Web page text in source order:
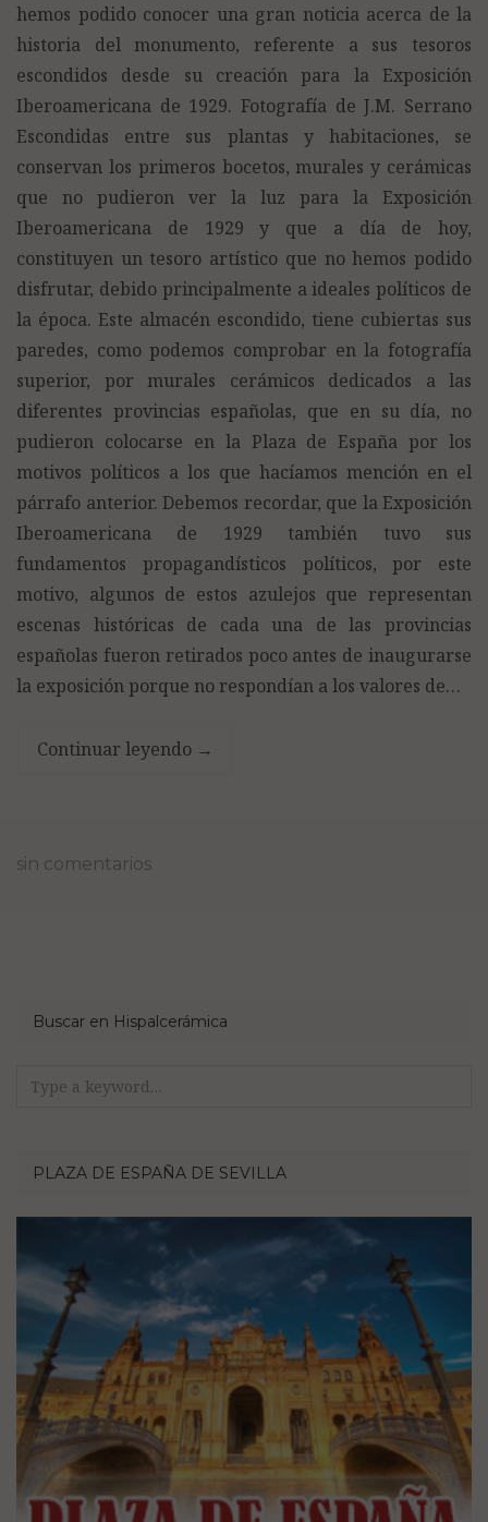
hemos podido conocer una gran noticia acerca de la
historia del monumento, referente a sus tesoros
escondidos desde su creación para la Exposición
Iberoamericana de 1929. Fotografía de J.M. Serrano
Escondidas entre sus plantas y habitaciones, se
conservan los primeros bocetos, murales y cerámicas
que no pudieron ver la luz para la Exposición
Iberoamericana de 1929 y que a día de hoy,
constituyen un tesoro artístico que no hemos podido
disfrutar, debido principalmente a ideales políticos de
la época. Este almacén escondido, tiene cubiertas sus
paredes, como podemos comprobar en la fotografía
superior, por murales cerámicos dedicados a las
diferentes provincias españolas, que en su día, no
pudieron colocarse en la Plaza de España por los
motivos políticos a los que hacíamos mención en el
párrafo anterior. Debemos recordar, que la Exposición
Iberoamericana de 1929 también tuvo sus
fundamentos propagandísticos políticos, por este
motivo, algunos de estos azulejos que representan
escenas históricas de cada una de las provincias
españolas fueron retirados poco antes de inaugurarse
la exposición porque no respondían a los valores de…
Continuar leyendo →
sin comentarios
Buscar en Hispalcerámica
Search
PLAZA DE ESPAÑA DE SEVILLA